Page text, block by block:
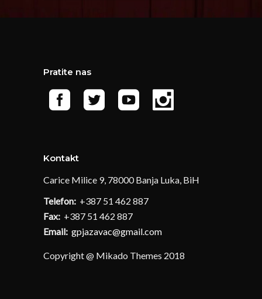
Pratite nas
Kontakt
Carice Milice 9, 78000 Banja Luka, BiH
Telefon: +387 51 462 887
Fax: +387 51 462 887
Email: gpjazavac@gmail.com
Copyright @ Mikado Themes 2018